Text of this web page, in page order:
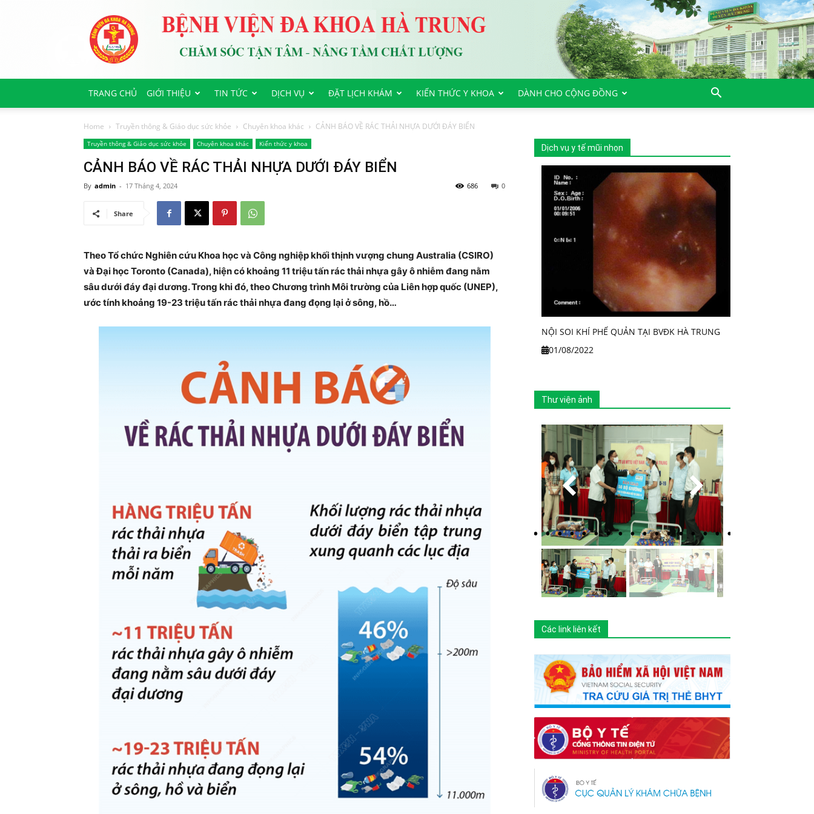
Bệnh
viện
Đa
Khoa
Trung
TRANG CHỦ
GIỚI THIỆU TIN TỨC DỊCH VỤ ĐẶT LỊCH KHÁM KIẾN THỨC Y KHOA DÀNH CHO CỘNG ĐỒNG
Home Truyền thông & Giáo dục sức khỏe Chuyên khoa khác CẢNH BÁO VỀ RÁC THẢI NHỰA DƯỚI ĐÁY BIỂN
Truyền thông & Giáo dục sức khỏe Chuyên khoa khác Kiến thức y khoa
CẢNH BÁO VỀ RÁC THẢI NHỰA DƯỚI ĐÁY BIỂN
By admin - 17 Tháng 4, 2024 0
686
Share
Theo Tổ chức Nghiên cứu Khoa học và Công nghiệp khối thịnh vượng chung Australia (CSIRO)
và Đại học Toronto (Canada), hiện có khoảng 11 triệu tấn rác thải nhựa gây ô nhiễm đang nằm
sâu dưới đáy đại dương. Trong khi đó, theo Chương trình Môi trường của Liên hợp quốc (UNEP),
ước tính khoảng 19-23 triệu tấn rác thải nhựa đang đọng lại ở sông, hồ…
Dịch vụ y tế mũi nhọn
NỘI SOI KHÍ PHẾ QUẢN TẠI BVĐK HÀ TRUNG
01/08/2022
Thư viện ảnh
Các link liên kết